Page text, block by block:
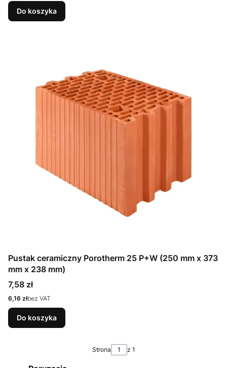
Do koszyka
Pustak ceramiczny Porotherm 25 P+W (250 mm x 373
mm x 238 mm)
Cena
7,58 zł
Cena
6,16 złbez VAT
Do koszyka
Strona z 1